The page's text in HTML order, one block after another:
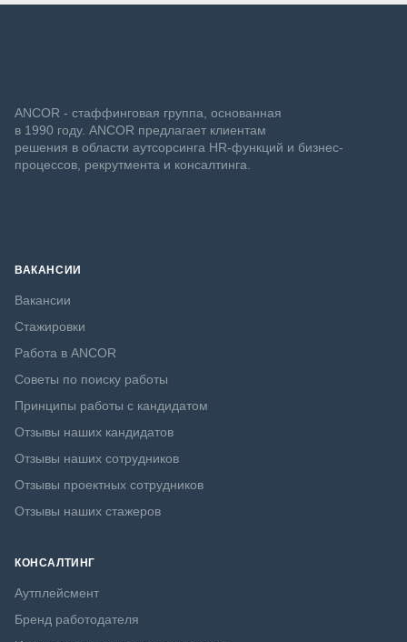
ANCOR - стаффинговая группа, основанная
в 1990 году. ANCOR предлагает клиентам
решения в области аутсорсинга HR-функций и бизнес-
процессов, рекрутмента и консалтинга.
ВАКАНСИИ
Вакансии
Стажировки
Работа в ANCOR
Советы по поиску работы
Принципы работы с кандидатом
Отзывы наших кандидатов
Отзывы наших сотрудников
Отзывы проектных сотрудников
Отзывы наших стажеров
КОНСАЛТИНГ
Аутплейсмент
Бренд работодателя